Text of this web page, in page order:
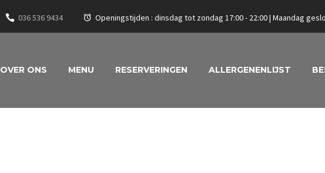
036 536 9434 Openingstijden : dinsdag tot zondag 17:00 - 22:00 | Maandag
OVER ONS MENU RESERVERINGEN ALLERGENENLIJST